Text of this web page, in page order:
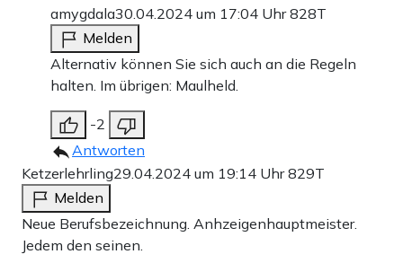
amygdala30.04.2024 um 17:04 Uhr828T
Melden
Alternativ können Sie sich auch an die Regeln
halten. Im übrigen: Maulheld.
-2
Antworten
Ketzerlehrling29.04.2024 um 19:14 Uhr829T
Melden
Neue Berufsbezeichnung. Anhzeigenhauptmeister.
Jedem den seinen.